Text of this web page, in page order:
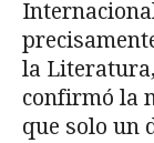
la
confirmó la
que solo un